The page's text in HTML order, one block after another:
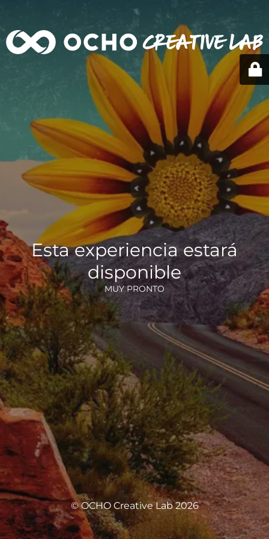
Esta experiencia estará
disponible
MUY PRONTO
© OCHO Creative Lab 2026